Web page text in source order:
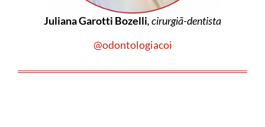
Juliana Garotti Bozelli, cirurgiã-dentista
@odontologiacoi